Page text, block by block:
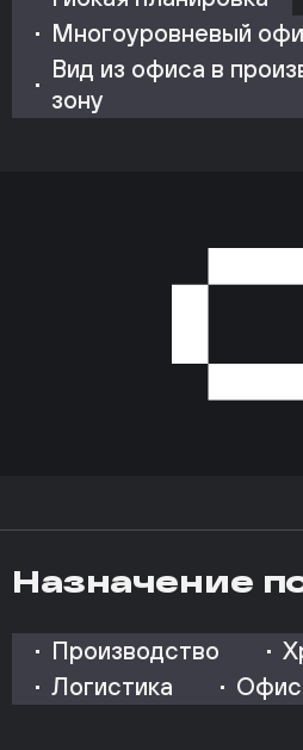
Многоуровневый
Вид из офиса в
зону
Назначение
Производство
Логистика
Офис